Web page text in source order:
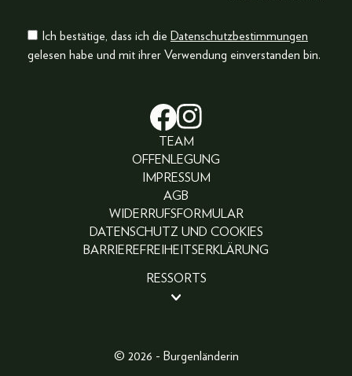
Ich bestätige, dass ich die Datenschutzbestimmungen
gelesen habe und mit ihrer Verwendung einverstanden bin.
TEAM
OFFENLEGUNG
IMPRESSUM
AGB
WIDERRUFSFORMULAR
DATENSCHUTZ UND COOKIES
BARRIEREFREIHEITSERKLÄRUNG
RESSORTS
FASHION
© 2026 - Burgenländerin